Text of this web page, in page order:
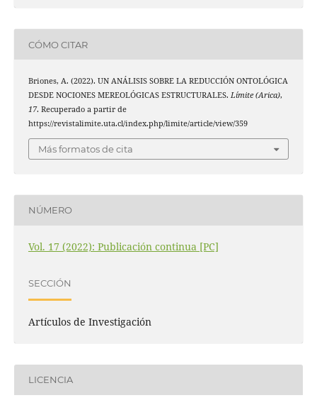
CÓMO CITAR
Briones, A. (2022). UN ANÁLISIS SOBRE LA REDUCCIÓN ONTOLÓGICA
DESDE NOCIONES MEREOLÓGICAS ESTRUCTURALES. Límite (Arica),
17. Recuperado a partir de
https://revistalimite.uta.cl/index.php/limite/article/view/359
Más formatos de cita
NÚMERO
Vol. 17 (2022): Publicación continua [PC]
SECCIÓN
Artículos de Investigación
LICENCIA